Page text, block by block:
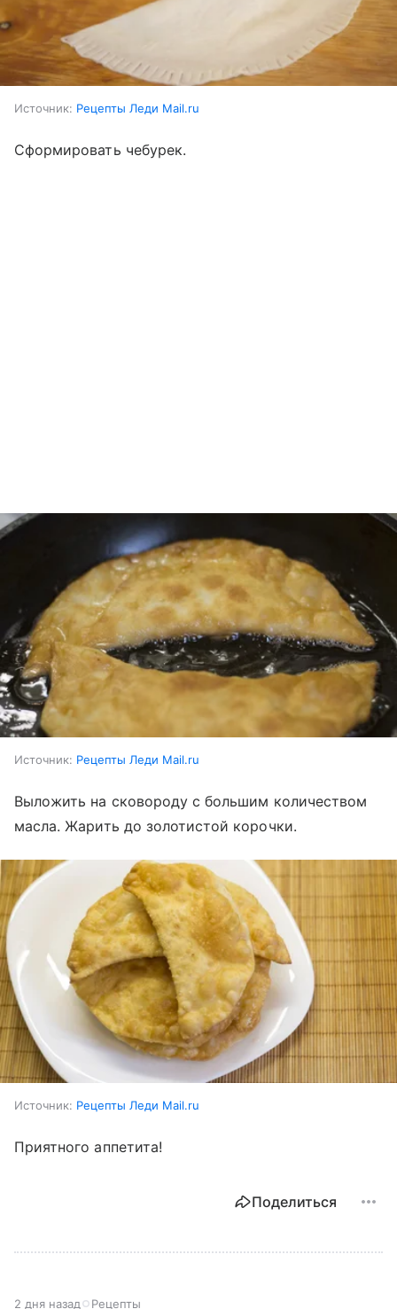
Источник: Рецепты Леди Mail.ru
Сформировать чебурек.
Источник: Рецепты Леди Mail.ru
Выложить на сковороду с большим количеством
масла. Жарить до золотистой корочки.
Источник: Рецепты Леди Mail.ru
Приятного аппетита!
Поделиться
2 дня назад Рецепты